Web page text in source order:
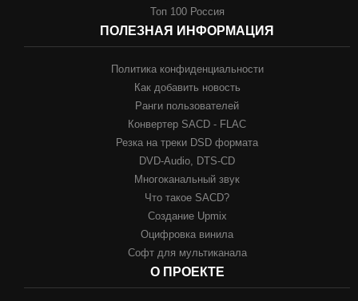
Топ 100 Россия
ПОЛЕЗНАЯ ИНФОРМАЦИЯ
Политика конфиденциальности
Как добавить новость
Ранги пользователей
Конвертер SACD - FLAC
Резка на треки DSD формата
DVD-Audio, DTS-CD
Многоканальный звук
Что такое SACD?
Создание Upmix
Оцифровка винила
Софт для мультиканала
О ПРОЕКТЕ